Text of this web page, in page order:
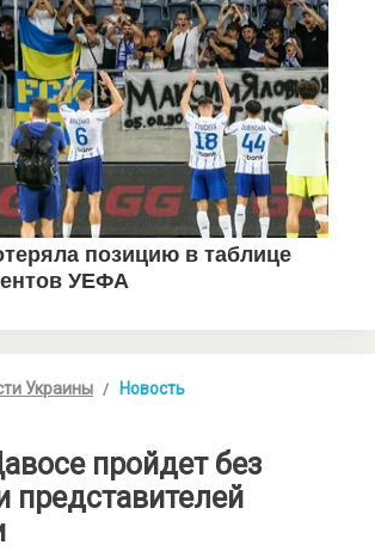
Украины Новость
пройдет без
представителей